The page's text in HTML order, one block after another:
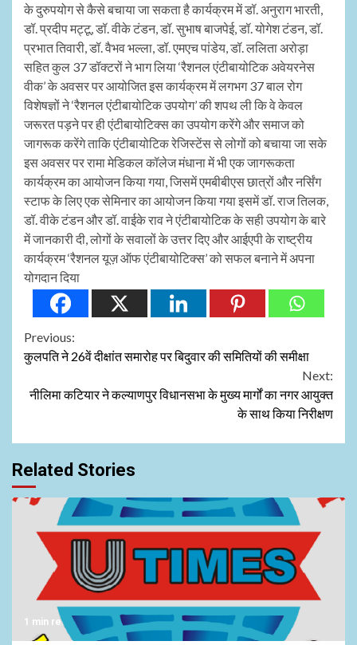
के दुरुपयोग से कैसे बचाया जा सकता है कार्यक्रम में डॉ. अनुराग भारती,
डॉ. प्रदीप मट्टू, डॉ. वीके टंडन, डॉ. सुभाष बाजपेई, डॉ. योगेश टंडन, डॉ.
प्रभात तिवारी, डॉ. वैभव भल्ला, डॉ. एमएच पांडेय, डॉ. ललिता अरोड़ा
सहित कुल 37 डॉक्टरों ने भाग लिया ‘रैशनल एंटीबायोटिक अवेयरनेस
वीक’ के अवसर पर आयोजित इस कार्यक्रम में लगभग 37 बाल रोग
विशेषज्ञों ने ‘रैशनल एंटीबायोटिक उपयोग’ की शपथ ली कि वे केवल
जरूरत पड़ने पर ही एंटीबायोटिक्स का उपयोग करेंगे और समाज को
जागरूक करेंगे ताकि एंटीबायोटिक रेजिस्टेंस से लोगों को बचाया जा सके
इस अवसर पर रामा मेडिकल कॉलेज मंधाना में भी एक जागरूकता
कार्यक्रम का आयोजन किया गया, जिसमें एमबीबीएस छात्रों और नर्सिंग
स्टाफ के लिए एक सेमिनार का आयोजन किया गया इसमें डॉ. राज तिलक,
डॉ. वीके टंडन और डॉ. वाईके राव ने एंटीबायोटिक के सही उपयोग के बारे
में जानकारी दी, लोगों के सवालों के उत्तर दिए और आईएपी के राष्ट्रीय
कार्यक्रम ‘रैशनल यूज़ ऑफ एंटीबायोटिक्स’ को सफल बनाने में अपना
योगदान दिया
Continue
Reading
Previous:
कुलपति ने 26वें दीक्षांत समारोह पर बिदुवार की समितियों की समीक्षा
Next:
नीलिमा कटियार ने कल्याणपुर विधानसभा के मुख्य मार्गों का नगर आयुक्त
के साथ किया निरीक्षण
Related Stories
1 min read